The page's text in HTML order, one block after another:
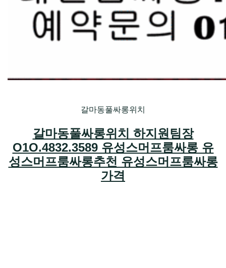
갈마동풀싸롱위치
갈마동풀싸롱위치 하지원팀장
O1O.4832.3589 유성스머프룸싸롱 유
성스머프룸싸롱추천 유성스머프룸싸롱
가격